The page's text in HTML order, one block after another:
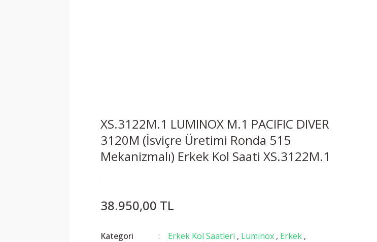
XS.3122M.1 LUMINOX M.1 PACIFIC DIVER
3120M (İsviçre Üretimi Ronda 515
Mekanizmalı) Erkek Kol Saati XS.3122M.1
38.950,00 TL
Kategori Erkek Kol Saatleri , Luminox , Erkek ,